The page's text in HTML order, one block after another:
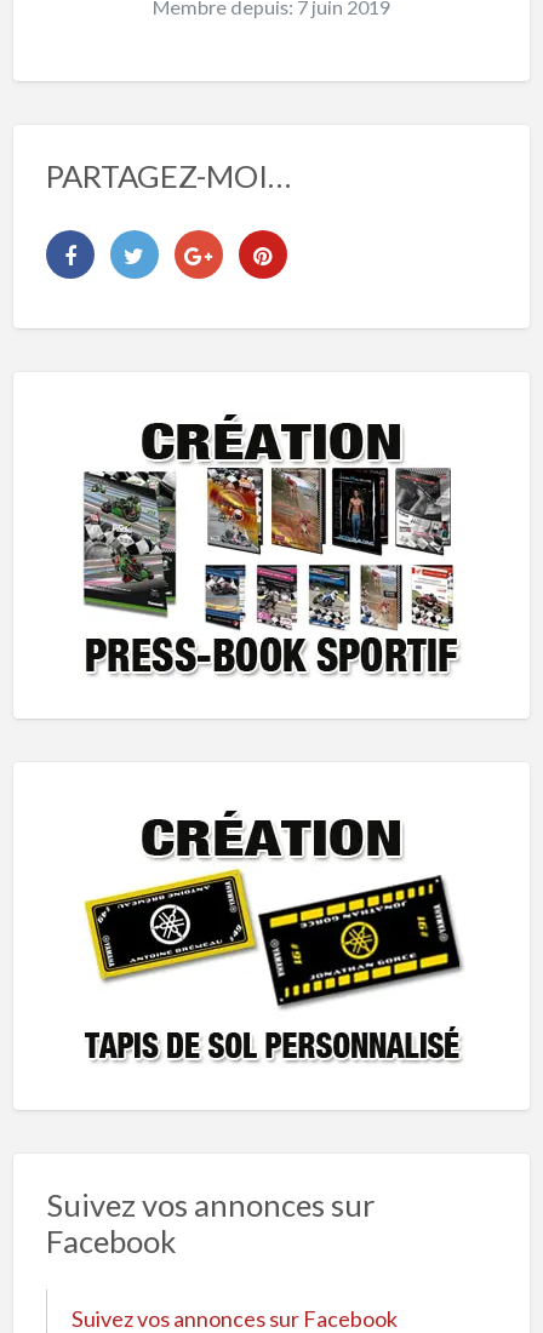
Membre depuis: 7 juin 2019
PARTAGEZ-MOI…
Suivez vos annonces sur
Facebook
Suivez vos annonces sur Facebook